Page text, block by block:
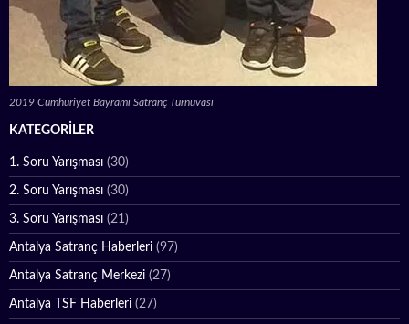
2019 Cumhuriyet Bayramı Satranç Turnuvası
KATEGORILER
1. Soru Yarışması (30)
2. Soru Yarışması (30)
3. Soru Yarışması (21)
Antalya Satranç Haberleri (97)
Antalya Satranç Merkezi (27)
Antalya TSF Haberleri (27)